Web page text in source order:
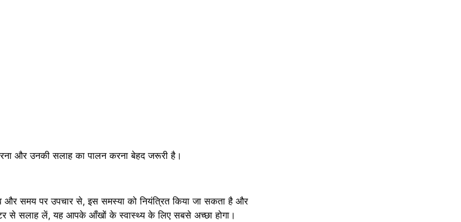
और उनकी सलाह का पालन करना बेहद जरूरी है।
और समय पर उपचार से, इस समस्या को नियंत्रित किया जा सकता है और
से सलाह लें, यह आपके आँखों के स्वास्थ्य के लिए सबसे अच्छा होगा।